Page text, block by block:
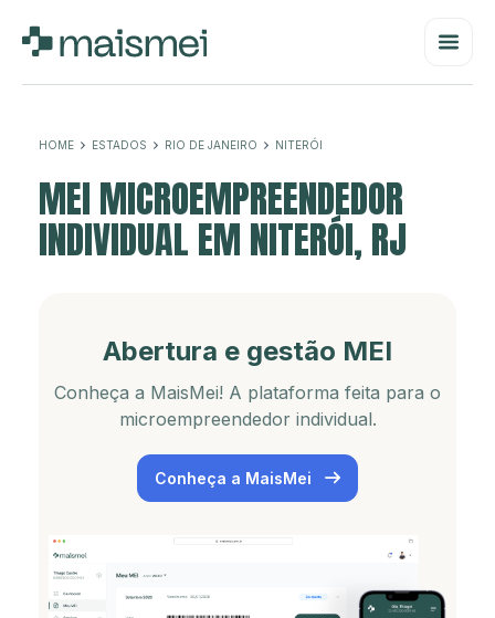
HOME ESTADOS RIO DE JANEIRO NITERÓI
MEI MICROEMPREENDEDOR
INDIVIDUAL EM NITERÓI, RJ
Abertura e gestão MEI
Conheça a MaisMei! A plataforma feita para o
microempreendedor individual.
Conheça a MaisMei